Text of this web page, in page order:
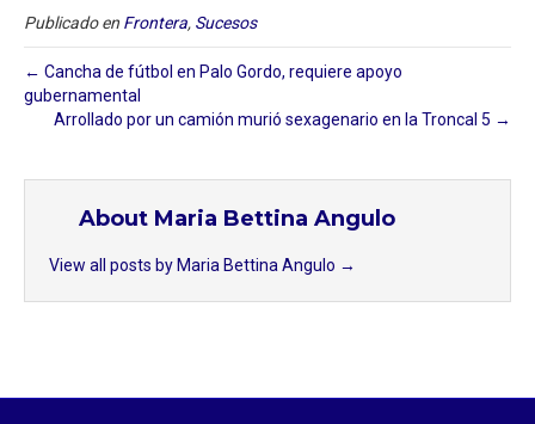
Publicado en Frontera, Sucesos
← Cancha de fútbol en Palo Gordo, requiere apoyo
gubernamental
Arrollado por un camión murió sexagenario en la Troncal 5⁣ →
About Maria Bettina Angulo
View all posts by Maria Bettina Angulo →